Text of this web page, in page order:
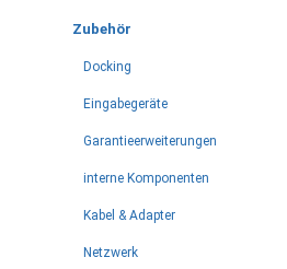
Zubehör
Docking
Eingabegeräte
Garantieerweiterungen
interne Komponenten
Kabel & Adapter
Netzwerk